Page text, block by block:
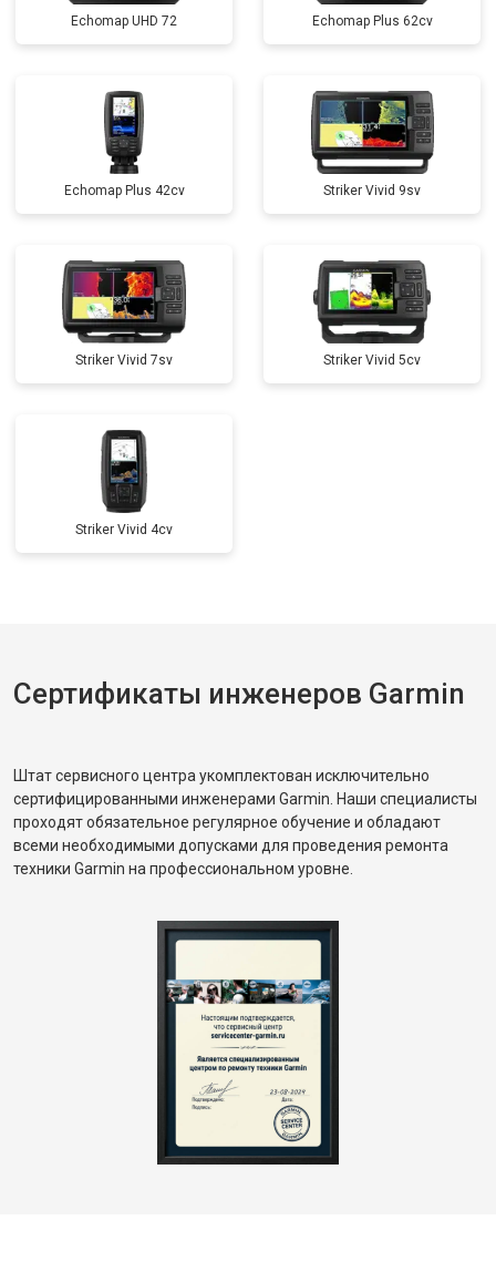
Echomap UHD 72 Echomap Plus 62cv
Echomap Plus 42cv Striker Vivid 9sv
Striker Vivid 7sv Striker Vivid 5cv
Striker Vivid 4cv
Сертификаты инженеров Garmin
Штат сервисного центра укомплектован исключительно
сертифицированными инженерами Garmin. Наши специалисты
проходят обязательное регулярное обучение и обладают
всеми необходимыми допусками для проведения ремонта
техники Garmin на профессиональном уровне.